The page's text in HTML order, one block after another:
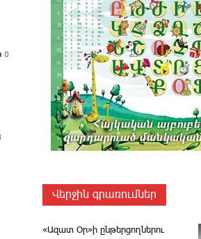
0
Վերջին գրառումներ
«Ազատ Օր»ի ընթերցողներու